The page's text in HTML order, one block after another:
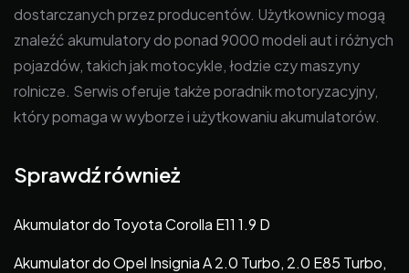
dostarczanych przez producentów. Użytkownicy mogą
znaleźć akumulatory do ponad 9000 modeli aut i różnych
pojazdów, takich jak motocykle, łodzie czy maszyny
rolnicze. Serwis oferuje także poradnik motoryzacyjny,
który pomaga w wyborze i użytkowaniu akumulatorów.
Sprawdź również
Akumulator do Toyota Corolla E11 1.9 D
Akumulator do Opel Insignia A 2.0 Turbo, 2.0 E85 Turbo,